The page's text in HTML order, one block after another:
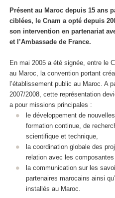
Présent au Maroc depuis 15 ans
ciblées, le Cnam a opté depuis
son intervention en partenariat
et l’Ambassade de France.
En mai 2005 a été signée, entre le
au Maroc, la convention portant
l’établissement public au Maroc. A
2007/2008, cette représentation
a pour missions principales :
le développement de
formation continue, de
scientifique et technique,
la coordination globale des
relation avec les
la communication sur les
partenaires marocains ainsi
installés au Maroc.